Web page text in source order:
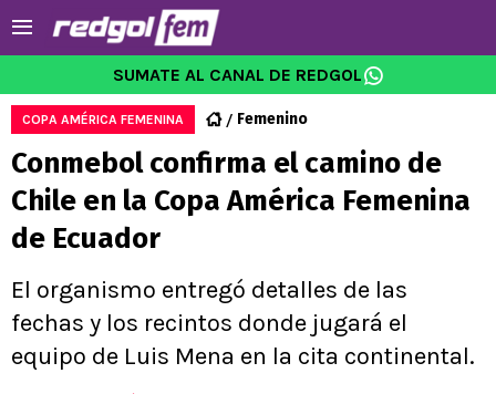
SUMATE AL CANAL DE REDGOL
COPA AMÉRICA FEMENINA Femenino
Conmebol confirma el camino de
Chile en la Copa América Femenina
de Ecuador
El organismo entregó detalles de las
fechas y los recintos donde jugará el
equipo de Luis Mena en la cita continental.